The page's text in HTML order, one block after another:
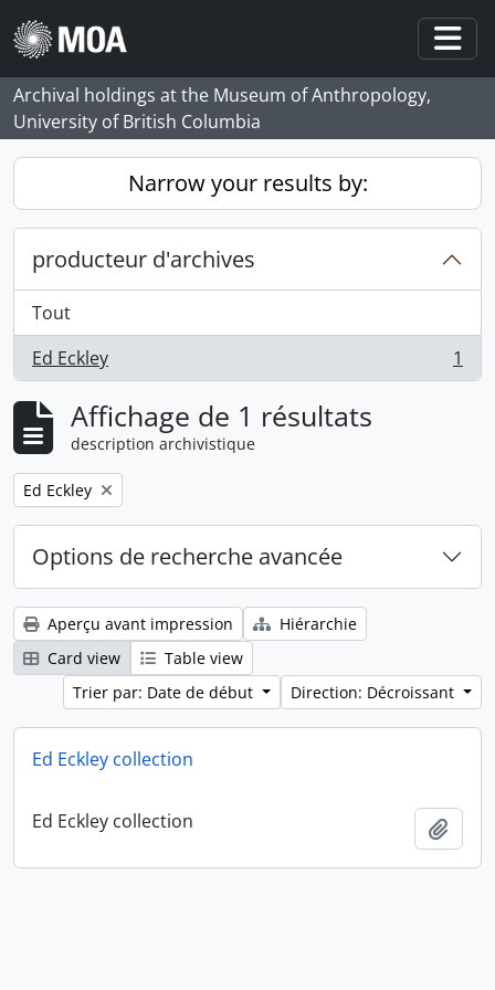
Skip to main content
Archival holdings at the Museum of Anthropology,
University of British Columbia
Narrow your results by:
producteur d'archives
Tout
Ed Eckley
, 1 résultats 1
Affichage de 1 résultats
description archivistique
Remove filter:
Ed Eckley
Options de recherche avancée
Aperçu avant impression
Hiérarchie
Card view
Table view
Trier par: Date de début
Direction: Décroissant
Ed Eckley collection
Ed Eckley collection